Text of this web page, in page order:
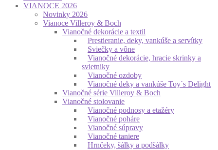
VIANOCE 2026
Novinky 2026
Vianoce Villeroy & Boch
Vianočné dekorácie a textil
Prestieranie, deky, vankúše a servítky
Sviečky a vône
Vianočné dekorácie, hracie skrinky a
svietniky
Vianočné ozdoby
Vianočné deky a vankúše Toy´s Delight
Vianočné série Villeroy & Boch
Vianočné stolovanie
Vianočné podnosy a etažéry
Vianočné poháre
Vianočné súpravy
Vianočné taniere
Hrnčeky, šálky a podšálky